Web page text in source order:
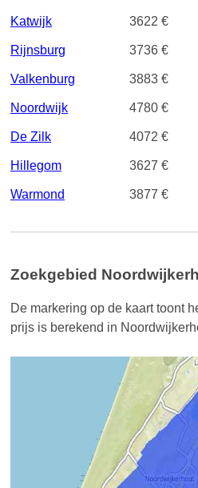
Katwijk 3622 €
Rijnsburg 3736 €
Valkenburg 3883 €
Noordwijk 4780 €
De Zilk 4072 €
Hillegom 3627 €
Warmond 3877 €
Zoekgebied
De markering op de kaart toont
prijs is berekend in